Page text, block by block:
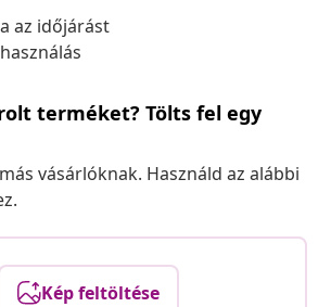
az időjárást
terméket? Tölts fel egy
vásárlóknak. Használd az alábbi
Kép feltöltése